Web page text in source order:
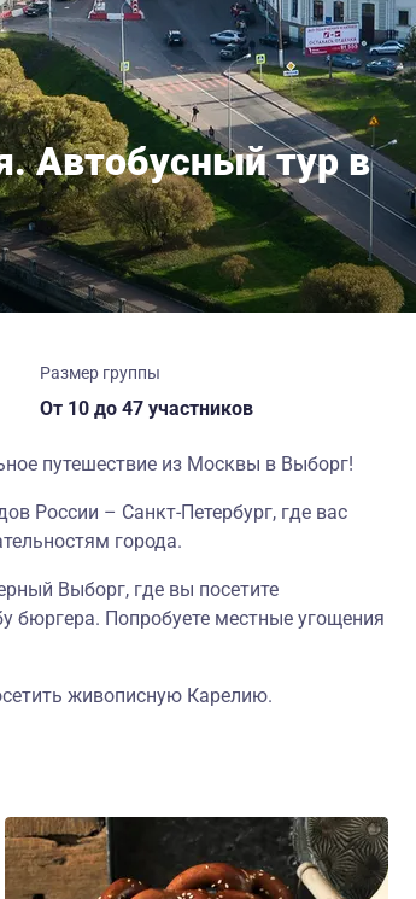
Автобусный тур в
Размер группы
От 10 до 47 участников
путешествие из Москвы в Выборг!
России – Санкт-Петербург, где вас
города.
Выборг, где вы посетите
бюргера. Попробуете местные угощения
живописную Карелию.